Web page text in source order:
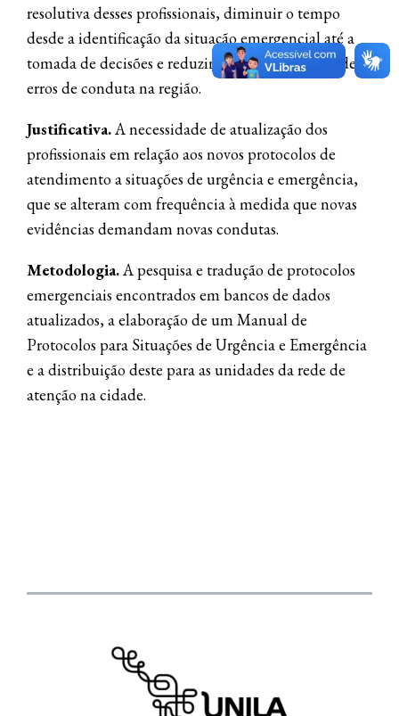
resolutiva desses profissionais, diminuir o tempo
desde a identificação da situação emergencial até a
tomada de decisões e reduzir o número de casos de
erros de conduta na região.
Justificativa.A necessidade de atualização dos
profissionais em relação aos novos protocolos de
atendimento a situações de urgência e emergência,
que se alteram com frequência à medida que novas
evidências demandam novas condutas.
Metodologia.A pesquisa e tradução de protocolos
emergenciais encontrados em bancos de dados
atualizados, a elaboração de um Manual de
Protocolos para Situações de Urgência e Emergência
e a distribuição deste para as unidades da rede de
atenção na cidade.